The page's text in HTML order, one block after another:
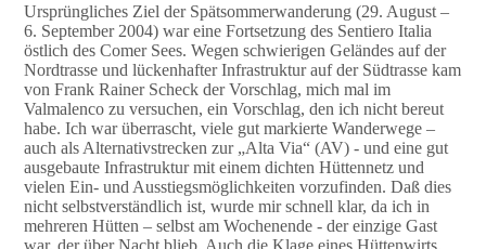
Ursprüngliches Ziel der Spätsommerwanderung (29. August –
6. September 2004) war eine Fortsetzung des Sentiero Italia
östlich des Comer Sees. Wegen schwierigen Geländes auf der
Nordtrasse und lückenhafter Infrastruktur auf der Südtrasse kam
von Frank Rainer Scheck der Vorschlag, mich mal im
Valmalenco zu versuchen, ein Vorschlag, den ich nicht bereut
habe. Ich war überrascht, viele gut markierte Wanderwege –
auch als Alternativstrecken zur „Alta Via“ (AV) - und eine gut
ausgebaute Infrastruktur mit einem dichten Hüttennetz und
vielen Ein- und Ausstiegsmöglichkeiten vorzufinden. Daß dies
nicht selbstverständlich ist, wurde mir schnell klar, da ich in
mehreren Hütten – selbst am Wochenende - der einzige Gast
war, der über Nacht blieb. Auch die Klage eines Hüttenwirts,